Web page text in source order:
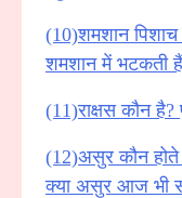
(10)शमशान
शमशान में भटकती
(11)राक्षस कौन है?
(12)असुर कौन होते
क्या असुर आज भी